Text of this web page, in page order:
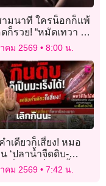
ามนาที ใครน็อกก็แพ้
ก็รวย! “หมัดเทวา ท้า
ปล่อยทีเซอร์แรกปัง
คม 2569 8:00 น.
เดียวก็เสี่ยง! หมอ
‘ปลาน้ำจืดดิบ-
เสี่ยงมะเร็งท่อน้ำดี
คม 2569 7:42 น.